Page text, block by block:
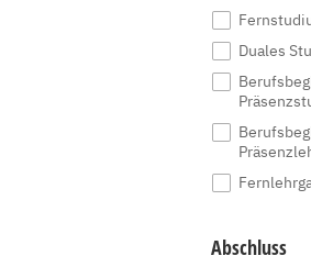
Duales
Abschluss